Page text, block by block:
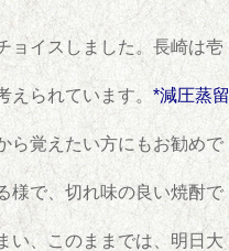
ョイスしました。長崎は壱
えられています。 *減圧蒸留
ら覚えたい方にもお勧めで
様で、切れ味の良い焼酎で
い、このままでは、明日大